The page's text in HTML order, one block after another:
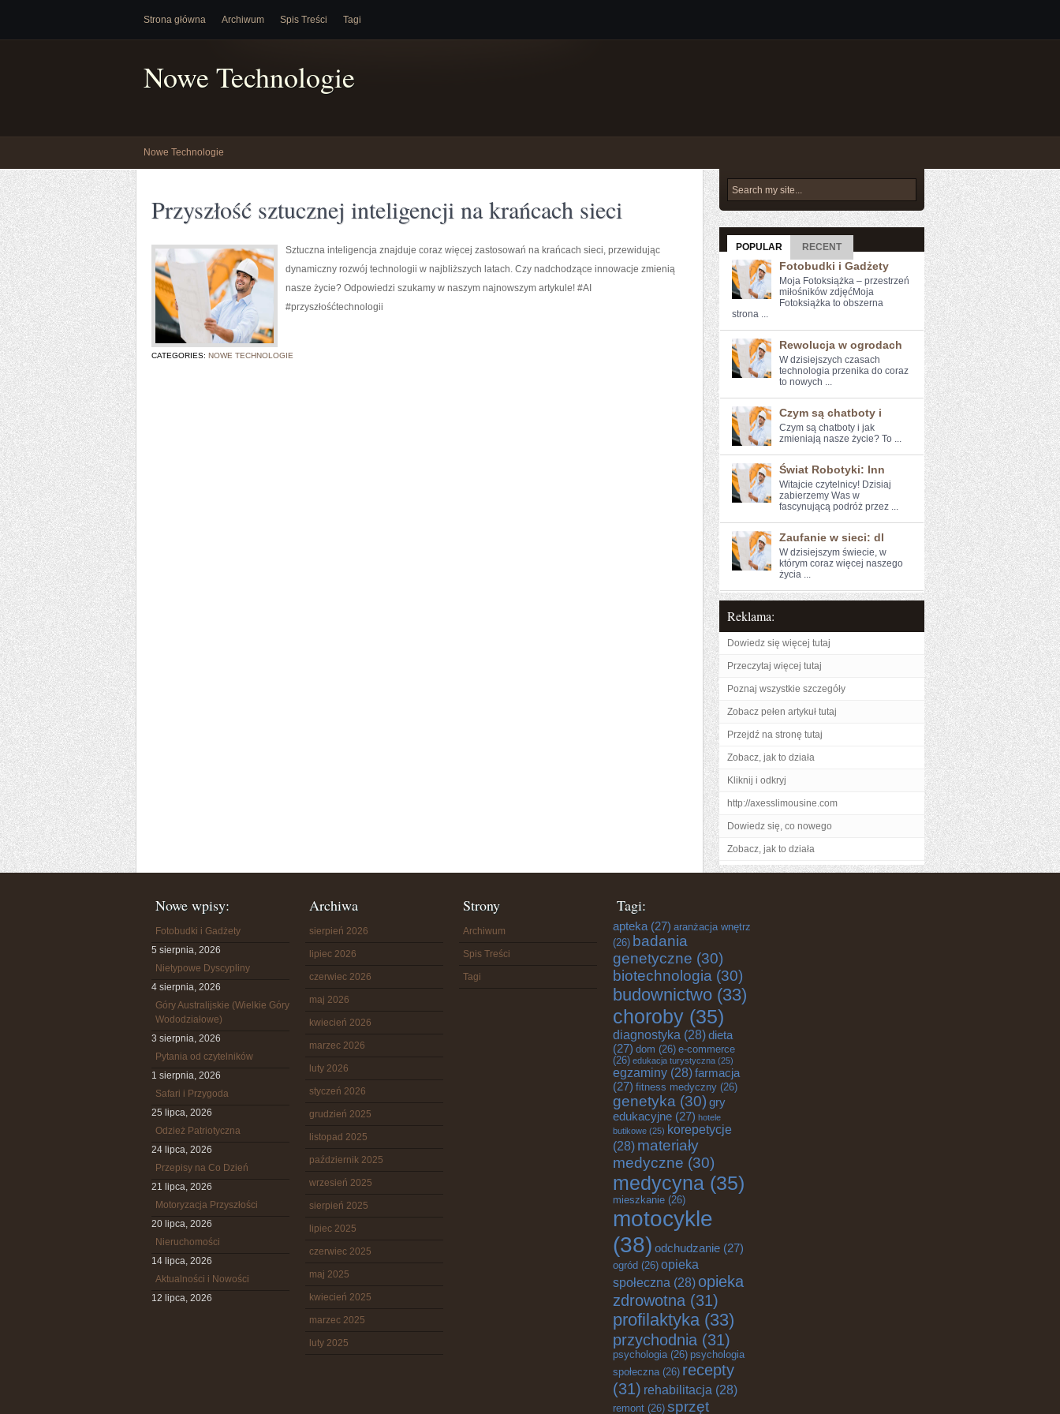
Strona główna Archiwum Spis Treści Tagi
Nowe Technologie
Nowe Technologie
Przyszłość sztucznej inteligencji na krańcach sieci
Sztuczna inteligencja znajduje coraz więcej zastosowań na krańcach sieci, przewidując
dynamiczny rozwój technologii w najbliższych latach. Czy nadchodzące innowacje zmienią
nasze życie? Odpowiedzi szukamy w naszym najnowszym artykule! #AI
#przyszłośćtechnologii
CATEGORIES: NOWE TECHNOLOGIE
POPULAR RECENT
Fotobudki i Gadżety
Moja Fotoksiążka – przestrzeń
miłośników zdjęćMoja
Fotoksiążka to obszerna
strona ...
Rewolucja w ogrodach
W dzisiejszych ‍czasach
technologia przenika do coraz​
to nowych ...
Czym są chatboty i
Czym są chatboty i ​jak
zmieniają nasze życie? To ...
Świat Robotyki: Inn
Witajcie czytelnicy! Dzisiaj
zabierzemy Was w
fascynującą ⁤podróż ​przez ...
Zaufanie w sieci: dl
W dzisiejszym świecie, w
którym coraz więcej naszego
życia ...
Reklama:
Dowiedz się więcej tutaj
Przeczytaj więcej tutaj
Poznaj wszystkie szczegóły
Zobacz pełen artykuł tutaj
Przejdź na stronę tutaj
Zobacz, jak to działa
Kliknij i odkryj
http://axesslimousine.com
Dowiedz się, co nowego
Zobacz, jak to działa
Nowe wpisy:
Fotobudki i Gadżety
5 sierpnia, 2026
Nietypowe Dyscypliny
4 sierpnia, 2026
Góry Australijskie (Wielkie Góry
Wododziałowe)
3 sierpnia, 2026
Pytania od czytelników
1 sierpnia, 2026
Safari i Przygoda
25 lipca, 2026
Odzież Patriotyczna
24 lipca, 2026
Przepisy na Co Dzień
21 lipca, 2026
Motoryzacja Przyszłości
20 lipca, 2026
Nieruchomości
14 lipca, 2026
Aktualności i Nowości
12 lipca, 2026
Archiwa
sierpień 2026
lipiec 2026
czerwiec 2026
maj 2026
kwiecień 2026
marzec 2026
luty 2026
styczeń 2026
grudzień 2025
listopad 2025
październik 2025
wrzesień 2025
sierpień 2025
lipiec 2025
czerwiec 2025
maj 2025
kwiecień 2025
marzec 2025
luty 2025
Strony
Archiwum
Spis Treści
Tagi
Tagi:
apteka (27) aranżacja wnętrz
(26) badania
genetyczne (30)
biotechnologia (30)
budownictwo (33)
choroby (35)
diagnostyka (28)dieta
(27) dom (26) e-commerce
(26) edukacja turystyczna (25)
egzaminy (28)farmacja
(27) fitness medyczny (26)
genetyka (30) gry
edukacyjne (27) hotele
butikowe (25) korepetycje
(28) materiały
medyczne (30)
medycyna (35)
mieszkanie (26)
motocykle
(38) odchudzanie (27)
ogród (26) opieka
społeczna (28) opieka
zdrowotna (31)
profilaktyka(33)
przychodnia (31)
psychologia(26) psychologia
społeczna(26) recepty
(31) rehabilitacja (28)
remont (26) sprzęt